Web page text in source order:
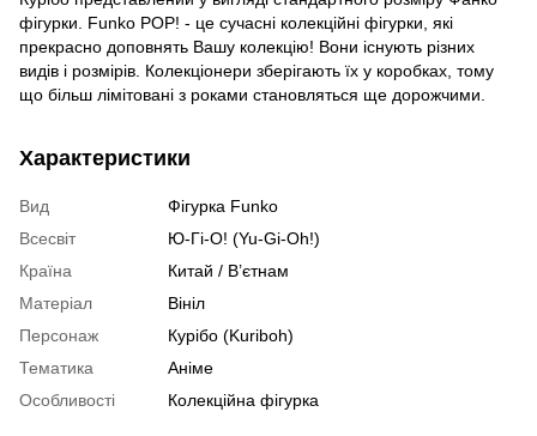
фігурки. Funko POP! - це сучасні колекційні фігурки, які
прекрасно доповнять Вашу колекцію! Вони існують різних
видів і розмірів. Колекціонери зберігають їх у коробках, тому
що більш лімітовані з роками становляться ще дорожчими.
Характеристики
Вид
Фігурка Funko
Всесвіт
Ю-Гі-О! (Yu-Gi-Oh!)
Країна
Китай / В’єтнам
Матеріал
Вініл
Персонаж
Курібо (Kuriboh)
Тематика
Аніме
Особливості
Колекційна фігурка